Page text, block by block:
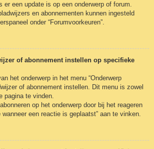
er een update is op een onderwerp of forum.
en abonnementen kunnen ingesteld
onder “Forumvoorkeuren”.
of abonnement instellen op specifieke
het onderwerp in het menu “Onderwerp
of abonnement instellen. Dit menu is zowel
pagina te vinden.
op het onderwerp door bij het reageren
wanneer een reactie is geplaatst” aan te vinken.